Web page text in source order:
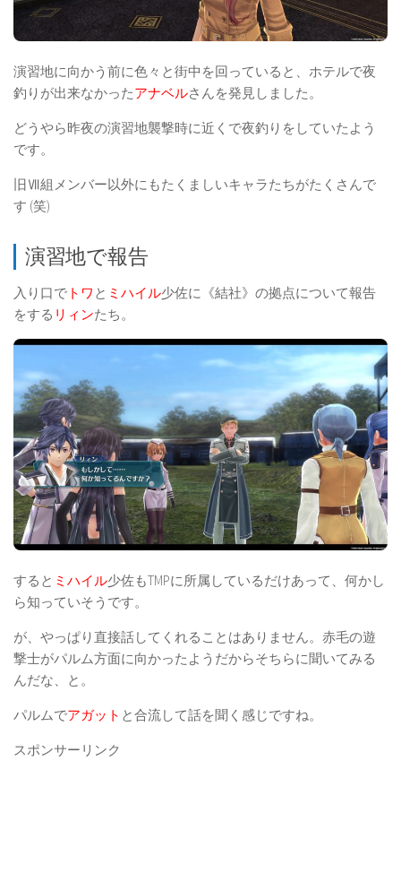
演習地に向かう前に色々と街中を回っていると、ホテルで夜
釣りが出来なかったアナベルさんを発見しました。
どうやら昨夜の演習地襲撃時に近くで夜釣りをしていたよう
です。
旧Ⅶ組メンバー以外にもたくましいキャラたちがたくさんで
す (笑)
演習地で報告
入り口で トワ と ミハイル少佐に《結社》の拠点について報告
をする リィンたち。
すると ミハイル少佐もTMPに所属しているだけあって、何かし
ら知っていそうです。
が、やっぱり直接話してくれることはありません。赤毛の遊
撃士がパルム方面に向かったようだからそちらに聞いてみる
んだな、と。
パルムでアガット と合流して話を聞く感じですね。
スポンサーリンク